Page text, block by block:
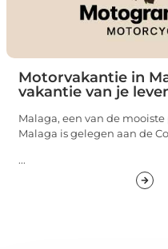
Motorvakantie in
vakantie van je
Malaga, een van de
Malaga is gelegen aan de
...